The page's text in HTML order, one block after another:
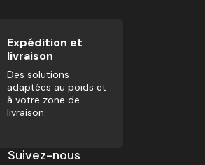
Expédition et
livraison
Des solutions
adaptées au poids et
à votre zone de
livraison.
Suivez-nous